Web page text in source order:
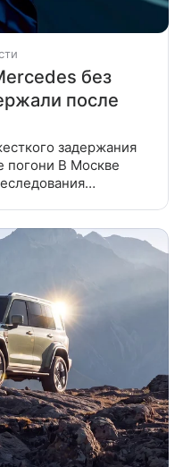
без
после
задержания
погони В Москве